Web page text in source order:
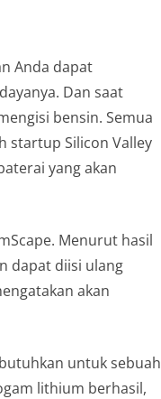
Anda dapat
Dan saat
bensin. Semua
startup Silicon Valley
yang akan
Menurut hasil
dapat diisi ulang
akan
untuk sebuah
lithium berhasil,